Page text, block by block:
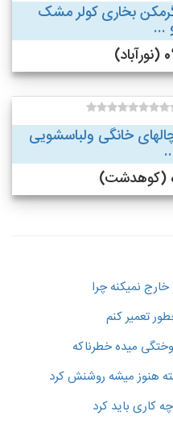
بخاری کولر مشک
خانگی ولباسشویی
نمیکنه چرا
تعمیر کنم
میده خطرناکه
هنوز میشه روشنش کرد
باید کرد